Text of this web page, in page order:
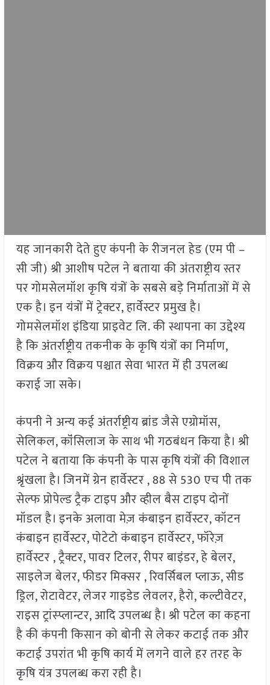
यह जानकारी देते हुए कंपनी के रीजनल हेड (एम पी –
सी जी) श्री आशीष पटेल ने बताया की अंतराष्ट्रीय स्तर
पर गोमसेलमॉश कृषि यंत्रों के सबसे बड़े निर्माताओं में से
एक है। इन यंत्रों में ट्रेक्टर, हार्वेस्टर प्रमुख है।
गोमसेलमॉश इंडिया प्राइवेट लि. की स्थापना का उद्देश्य
है कि अंतर्राष्ट्रीय तकनीक के कृषि यंत्रों का निर्माण,
विक्रय और विक्रय पश्चात सेवा भारत में ही उपलब्ध
कराई जा सके।
कंपनी ने अन्य कई अंतर्राष्ट्रीय ब्रांड जैसे एग्रोमॉस,
सेलिकल, कॉंसिलाज के साथ भी गठबंधन किया है। श्री
पटेल ने बताया कि कंपनी के पास कृषि यंत्रों की विशाल
श्रृंखला है। जिनमें ग्रेन हार्वेस्टर , 88 से 530 एच पी तक
सेल्फ प्रोपेल्ड ट्रैक टाइप और व्हील बैस टाइप दोनों
मॉडल है। इनके अलावा मेज़ कंबाइन हार्वेस्टर, कॉटन
कंबाइन हार्वेस्टर, पोटेटो कंबाइन हार्वेस्टर, फॉरेज़
हार्वेस्टर , ट्रैक्टर, पावर टिलर, रीपर बाइंडर, हे बेलर,
साइलेज बेलर, फीडर मिक्सर , रिवर्सिबल प्लाऊ, सीड
ड्रिल, रोटावेटर, लेजर गाइडेड लेवलर, हैरो, कल्टीवेटर,
राइस ट्रांस्प्लान्टर, आदि उपलब्ध है। श्री पटेल का कहना
है की कंपनी किसान को बोनी से लेकर कटाई तक और
कटाई उपरांत भी कृषि कार्य में लगने वाले हर तरह के
कृषि यंत्र उपलब्ध करा रही है।